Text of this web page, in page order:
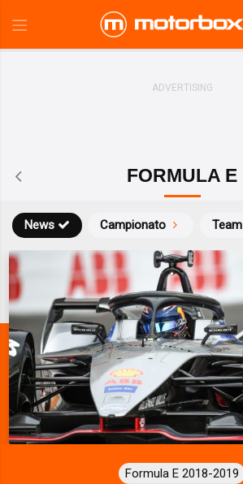
FORMULA E
News Campionato Team
Formula E 2018-2019